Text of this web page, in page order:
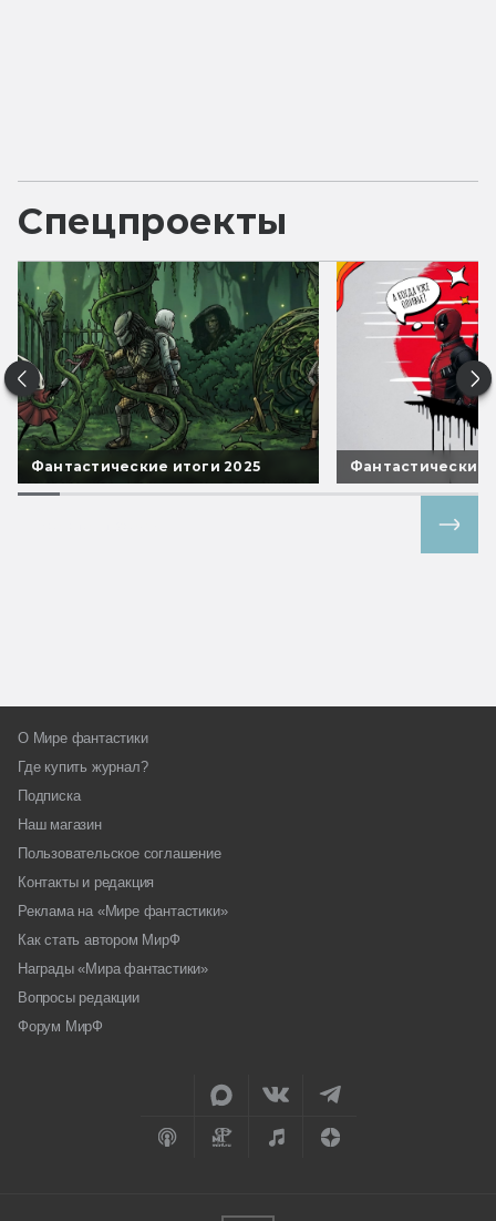
Спецпроекты
Фантастические итоги 2025 Фантастические
О Мире фантастики
Где купить журнал?
Подписка
Наш магазин
Пользовательское соглашение
Контакты и редакция
Реклама на «Мире фантастики»
Как стать автором МирФ
Награды «Мира фантастики»
Вопросы редакции
Форум МирФ